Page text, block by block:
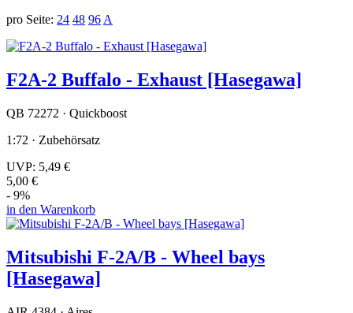
pro Seite: 24 48 96 A
F2A-2 Buffalo - Exhaust [Hasegawa]
QB 72272 · Quickboost
1:72 · Zubehörsatz
UVP: 5,49 €
5,00 €
- 9%
in den Warenkorb
Mitsubishi F-2A/B - Wheel bays
[Hasegawa]